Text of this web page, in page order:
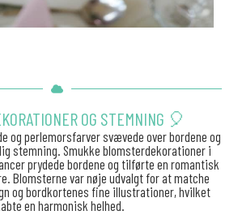
OG STEMNING 🎈
og perlemorsfarver svævede over bordene og
stemning. Smukke blomsterdekorationer i
prydede bordene og tilførte en romantisk
Blomsterne var nøje udvalgt for at matche
og bordkortenes fine illustrationer, hvilket
en harmonisk helhed.